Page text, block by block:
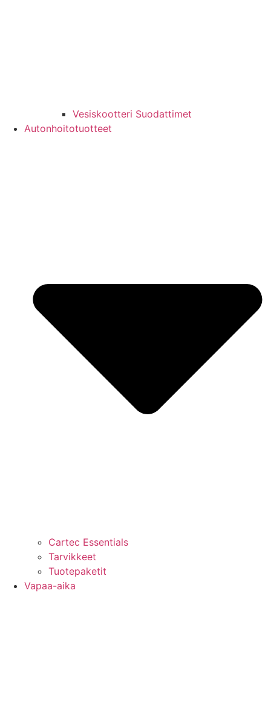
Vesiskootteri Suodattimet
Autonhoitotuotteet
Cartec Essentials
Tarvikkeet
Tuotepaketit
Vapaa-aika